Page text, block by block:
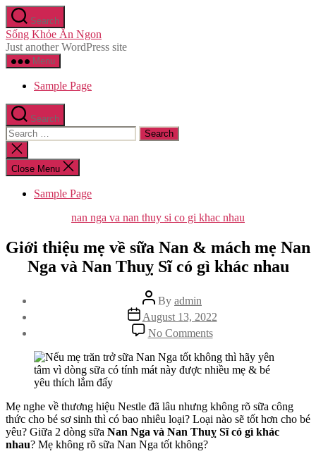
Skip
to
the
content
Search
Sống Khỏe Ăn Ngon
Just another WordPress site
Menu
Sample Page
Search
Search
for:
Close
search
Close Menu
Sample Page
Categories
nan nga va nan thuy si co gi khac nhau
Giới thiệu mẹ về sữa Nan & mách mẹ Nan
Nga và Nan Thuỵ Sĩ có gì khác nhau
Post
author
By admin
Post
date
August 13, 2022
No Commentson
Giới
thiệu
mẹ
Nan
&
mách
Mẹ nghe về thương hiệu Nestle đã lâu nhưng không rõ sữa công
thức cho bé sơ sinh thì có bao nhiêu loại? Loại nào sẽ tốt hơn cho bé
yêu? Giữa 2 dòng sữa Nan Nga và Nan Thuỵ Sĩ có gì khác
nhau? Mẹ không rõ sữa Nan Nga tốt không?